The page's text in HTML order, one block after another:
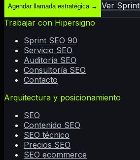
Agendar llamada estratégica→
Ver Sprint
Trabajar con Hipersigno
Sprint SEO 90
Servicio SEO
Auditoría SEO
Consultoría SEO
Contacto
Arquitectura y posicionamiento
SEO
Contenido SEO
SEO técnico
Precios SEO
SEO ecommerce